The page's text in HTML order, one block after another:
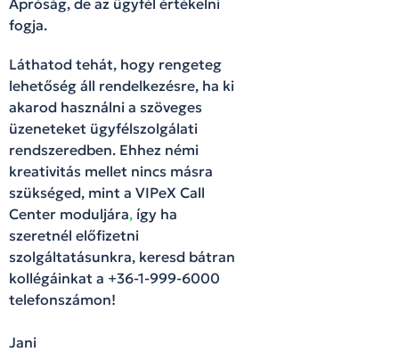
fogja.
Láthatod tehát, hogy rengeteg
lehetőség áll rendelkezésre, ha ki
akarod használni a szöveges
üzeneteket ügyfélszolgálati
rendszeredben. Ehhez némi
kreativitás mellet nincs másra
szükséged, mint a VIPeX Call
Center moduljára, így ha
szeretnél előfizetni
szolgáltatásunkra, keresd bátran
kollégáinkat a +36-1-999-6000
telefonszámon!
Jani